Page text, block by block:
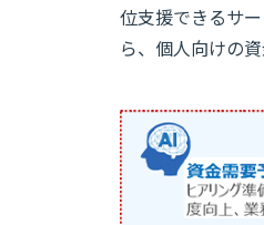
位支援できるサ
ら、個人向けの